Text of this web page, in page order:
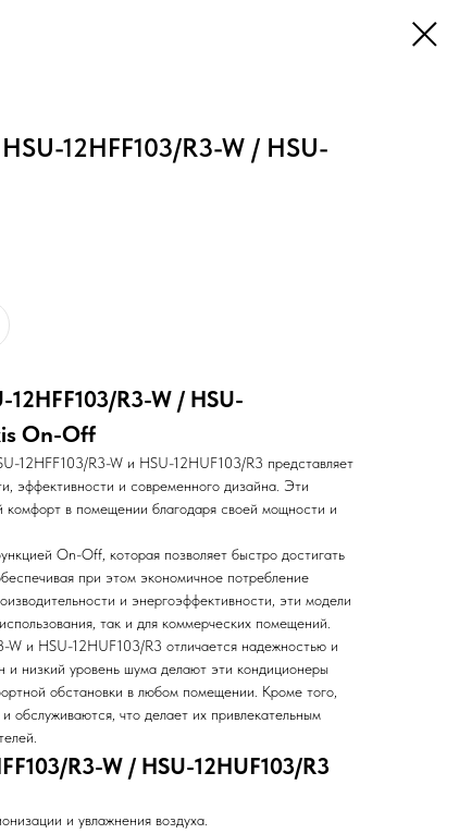
12HFF103/R3-W / HSU-
R3-W / HSU-
On-Off
12HFF103/R3-W и HSU-12HUF103/R3 представляет
эффективности и современного дизайна. Эти
комфорт в помещении благодаря своей мощности и
On-Off, которая позволяет быстро достигать
при этом экономичное потребление
и энергоэффективности, эти модели
так и для коммерческих помещений.
и HSU-12HUF103/R3 отличается надежностью и
и низкий уровень шума делают эти кондиционеры
обстановки в любом помещении. Кроме того,
обслуживаются, что делает их привлекательным
R3-W / HSU-12HUF103/R3
и увлажнения воздуха.